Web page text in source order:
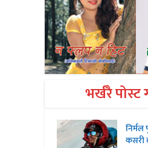
भर्खरै पोस्ट
कसरी